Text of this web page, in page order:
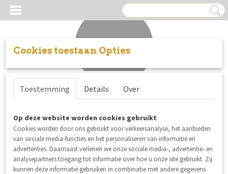
Inloggen Registreren
Cookies toestaan Opties
Toestemming Details Over
Op deze website worden cookies gebruikt
Cookies worden door ons gebruikt voor verkeersanalyse, het aanbieden
van sociale media-functies en het personaliseren van informatie en
advertenties. Daarnaast verlenen we onze sociale media-, advertentie- en
analysepartners toegang tot informatie over hoe u onze site gebruikt. Zij
kunnen deze informatie gebruiken in combinatie met andere gegevens